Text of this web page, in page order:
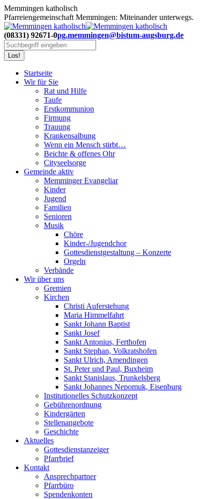
Zum
Inhalt
springen
Memmingen katholisch
Pfarreiengemeinschaft Memmingen: Miteinander unterwegs.
(08331) 92671-0pg.memmingen@bistum-augsburg.de
Search:
Startseite
Wir für Sie
Rat und Hilfe
Taufe
Erstkommunion
Firmung
Trauung
Krankensalbung
Wenn ein Mensch stirbt…
Beichte & offenes Ohr
Cityseelsorge
Gemeinde aktiv
Memminger Evangeliar
Kinder
Jugend
Familien
Senioren
Musik
Chöre
Kinder-/Jugendchor
Gottesdienstgestaltung – Konzerte
Orgeln
Verbände
Wir über uns
Gremien
Kirchen
Christi Auferstehung
Maria Himmelfahrt
Sankt Johann Baptist
Sankt Josef
Sankt Antonius, Ferthofen
Sankt Stephan, Volkratshofen
Sankt Ulrich, Amendingen
St. Peter und Paul, Buxheim
Sankt Stanislaus, Trunkelsberg
Sankt Johannes Nepomuk, Eisenburg
Institutionelles Schutzkonzept
Gebührenordnung
Kindergärten
Stellenangebote
Geschichte
Aktuelles
Gottesdienstanzeiger
Pfarrbrief
Kontakt
Ansprechpartner
Pfarrbüro
Spendenkonten